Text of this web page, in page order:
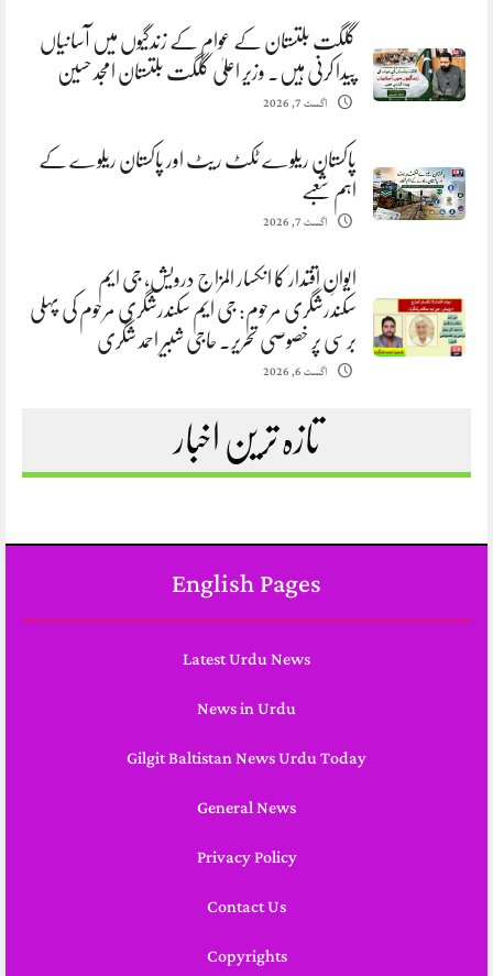
گلگت بلتستان کے عوام کے زندگیوں میں آسانیاں
پیدا کرنی ہیں. وزیر اعلیٰ گلگت بلتستان امجد حسین
اگست 7, 2026
پاکستان ریلوے ٹکٹ ریٹ اور پاکستان ریلوے کے
اہم شعبے
اگست 7, 2026
ایوانِ اقتدار کا انکسار المزاج درویش، جی ایم
سکندرشگری مرحوم: جی ایم سکندرشگری مرحوم کی پہلی
برسی پر خصوصی تحریر. حاجی شبیر احمد شگری
اگست 6, 2026
تازہ ترین اخبار
English Pages
Latest Urdu News
News in Urdu
Gilgit Baltistan News Urdu Today
General News
Privacy Policy
Contact Us
Copyrights